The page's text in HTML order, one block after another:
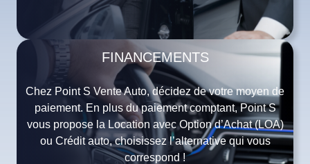
FINANCEMENTS
Chez Point S Vente Auto, décidez de votre moyen de
paiement. En plus du paiement comptant, Point S
vous propose la Location avec Option d’Achat (LOA)
ou Crédit auto, choisissez l’alternative qui vous
correspond !